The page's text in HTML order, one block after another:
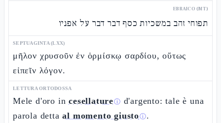
EBRAICO (MT)
תפוחי זהב במשכיות כסף דבר דבר על אפניו
SEPTUAGINTA (LXX)
μῆλον χρυσοῦν ἐν ὁρμίσκῳ σαρδίου, οὕτως
εἰπεῖν λόγον.
LETTURA ORTODOSSA
Mele d'oro incesellatureⓘ d'argento: tale è una
parola dettaal momento giustoⓘ.